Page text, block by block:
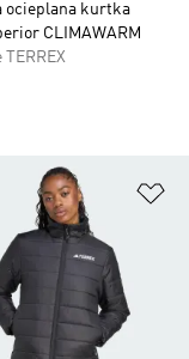
ocieplana kurtka
CLIMAWARM
TERREX
życzeń